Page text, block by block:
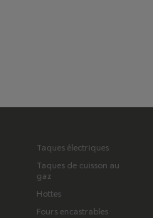
Taques électriques
Taques de cuisson au
gaz
Hottes
Fours encastrables